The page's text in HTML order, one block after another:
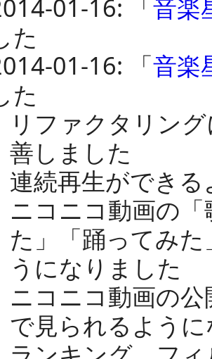
01-16: 「音楽
た
01-16: 「音楽
た
リファクタリン
善しました
連続再生ができ
ニコニコ動画の
た」「踊ってみ
うになりました
ニコニコ動画の
で見られるよう